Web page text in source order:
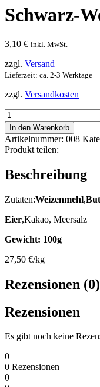
Schwarz-
3,10 € inkl. MwSt.
zzgl. Versand
Lieferzeit: ca. 2-3 Werktage
zzgl. Versandkosten
Schwarz-
Weiss
Plätzchen
Menge
In den Warenkorb
Artikelnummer: 008
Produkt teilen:
Beschreibung
Zutaten:Weizenmehl,
Eier,Kakao, Meersalz
Gewicht: 100g
27,50 €/kg
Rezensionen (0)
Rezensionen
Es gibt noch keine
0
0 Rezensionen
0